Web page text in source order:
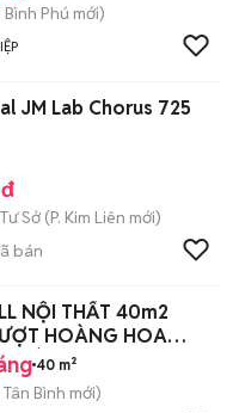
Bình Phú mới)
JM Lab Chorus 725
Sở(P. Kim Liên mới)
bán
NỘI THẤT 40m2
HOÀNG HOA
HOÀ40 m²
Tân Bình mới)